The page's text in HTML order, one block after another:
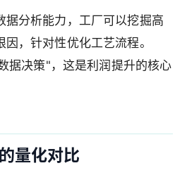
据分析能力，工厂可以挖掘高
，针对性优化工艺流程。
据决策"，这是利润提升的核心
量化对比